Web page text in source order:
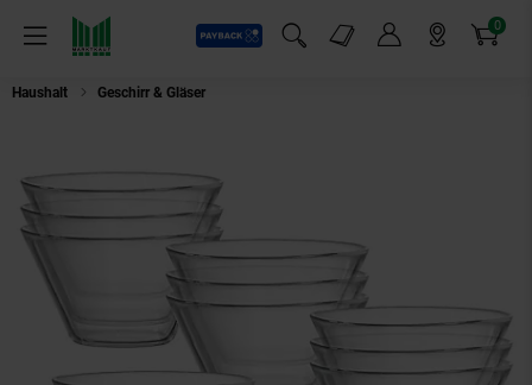
Menü
Payback
Suchfeld einblenden
Markt-Angebote 0
Artikel
Haushalt Geschirr & Gläser